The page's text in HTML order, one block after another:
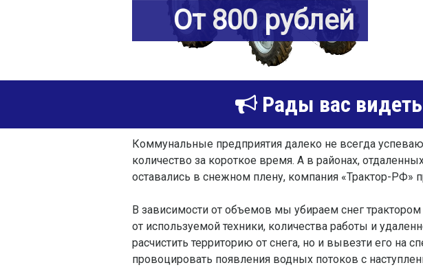
От 800 рублей
Рады вас
Коммунальные предприятия далеко не всегда
количество за короткое время. А в районах,
оставались в снежном плену, компания «Трактор-РФ»
В зависимости от объемов мы убираем снег
от используемой техники, количества работы и
расчистить территорию от снега, но и вывезти его на
провоцировать появления водных потоков с